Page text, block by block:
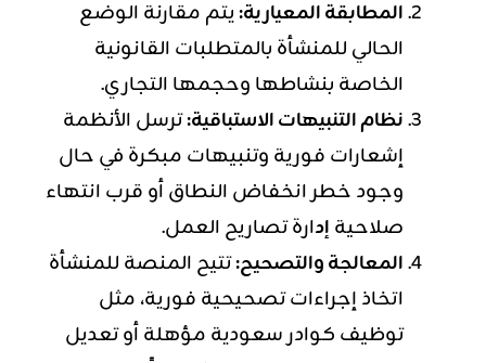
المطابقة المعيارية:يتم مقارنة الوضع
الحالي للمنشأة بالمتطلبات القانونية
الخاصة بنشاطها وحجمها التجاري.
نظام التنبيهات الاستباقية:ترسل الأنظمة
إشعارات فورية وتنبيهات مبكرة في حال
وجود خطر انخفاض النطاق أو قرب انتهاء
صلاحيةإدارة تصاريح العمل.
المعالجة والتصحيح:تتيح المنصة للمنشأة
اتخاذ إجراءات تصحيحية فورية، مثل
توظيف كوادر سعودية مؤهلة أو تعديل